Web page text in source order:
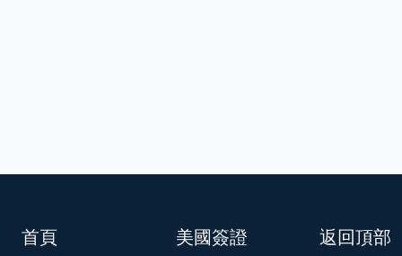
返回頂部
首頁
美國簽證